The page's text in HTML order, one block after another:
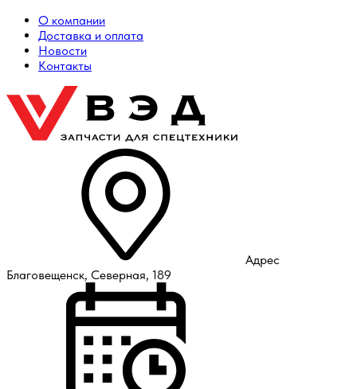
О компании
Доставка и оплата
Новости
Контакты
Адрес
Благовещенск, Северная, 189